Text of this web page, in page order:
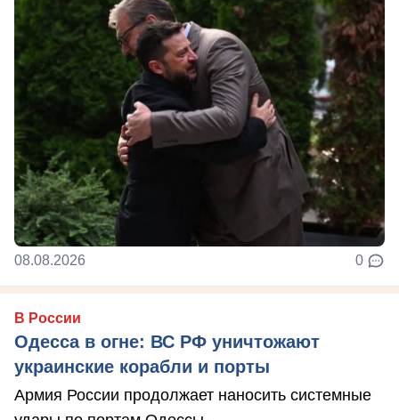
08.08.2026 0
В России
Одесса в огне: ВС РФ уничтожают
украинские корабли и порты
Армия России продолжает наносить системные